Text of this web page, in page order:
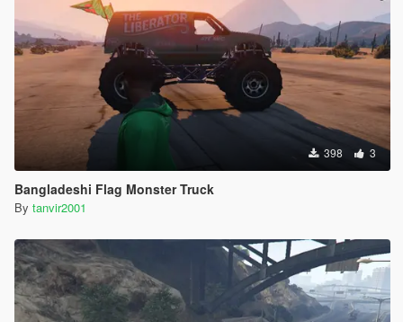
398 3
Bangladeshi Flag Monster Truck
By tanvir2001